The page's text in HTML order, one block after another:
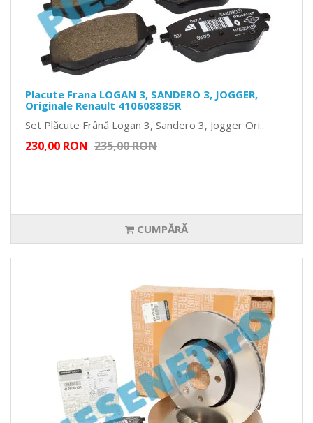
Placute Frana LOGAN 3, SANDERO 3, JOGGER,
Originale Renault 410608885R
Set Plăcute Frână Logan 3, Sandero 3, Jogger Ori..
230,00 RON 235,00 RON
CUMPĂRĂ